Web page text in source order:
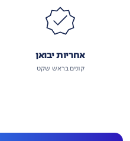
אחריות יבואן
קונים בראש שקט